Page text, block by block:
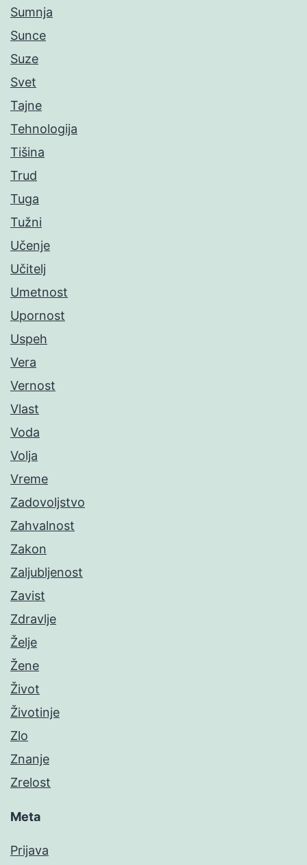
Sumnja
Sunce
Suze
Svet
Tajne
Tehnologija
Tišina
Trud
Tuga
Tužni
Učenje
Učitelj
Umetnost
Upornost
Uspeh
Vera
Vernost
Vlast
Voda
Volja
Vreme
Zadovoljstvo
Zahvalnost
Zakon
Zaljubljenost
Zavist
Zdravlje
Želje
Žene
Život
Životinje
Zlo
Znanje
Zrelost
Meta
Prijava